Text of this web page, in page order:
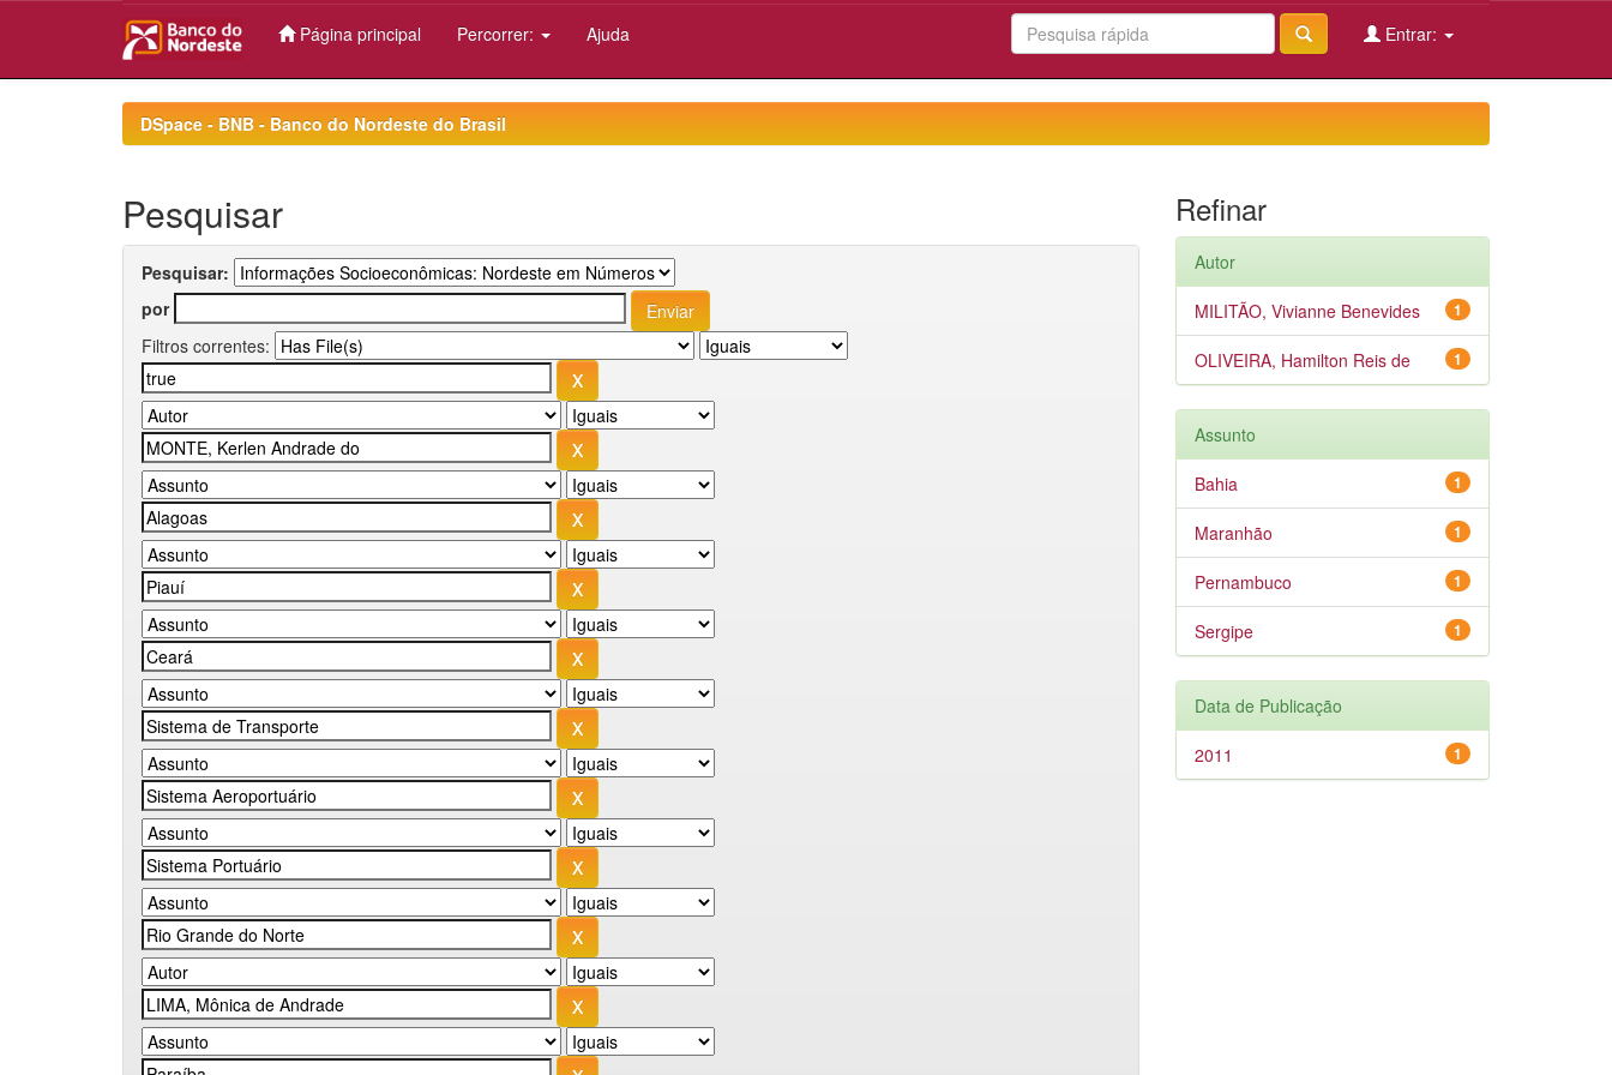
Página principal Percorrer: Ajuda Entrar:
DSpace - BNB - Banco do Nordeste do Brasil
Pesquisar
Pesquisar:
por
Filtros correntes:
Refinar
Autor
1
MILITÃO, Vivianne Benevides
1
OLIVEIRA, Hamilton Reis de
Assunto
1
Bahia
1
Maranhão
1
Pernambuco
1
Sergipe
Data de Publicação
1
2011